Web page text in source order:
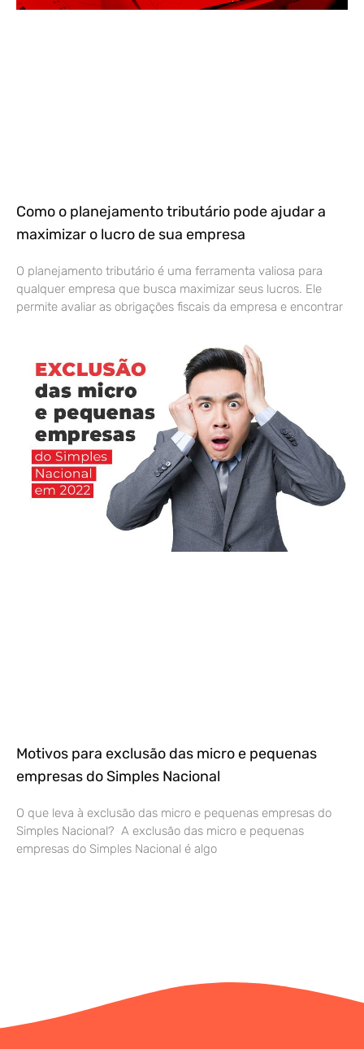
Como o planejamento tributário pode ajudar a
maximizar o lucro de sua empresa
O planejamento tributário é uma ferramenta valiosa para
qualquer empresa que busca maximizar seus lucros. Ele
permite avaliar as obrigações fiscais da empresa e encontrar
Motivos para exclusão das micro e pequenas
empresas do Simples Nacional
O que leva à exclusão das micro e pequenas empresas do
Simples Nacional? A exclusão das micro e pequenas
empresas do Simples Nacional é algo